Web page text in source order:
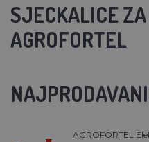
SJECKALICE
AGROFORTEL
AGROFORTEL